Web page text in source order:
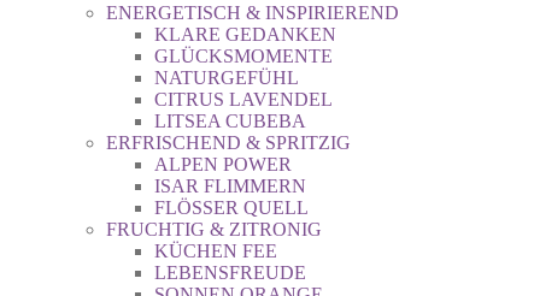
ENERGETISCH & INSPIRIEREND
KLARE GEDANKEN
GLÜCKSMOMENTE
NATURGEFÜHL
CITRUS LAVENDEL
LITSEA CUBEBA
ERFRISCHEND & SPRITZIG
ALPEN POWER
ISAR FLIMMERN
FLÖSSER QUELL
FRUCHTIG & ZITRONIG
KÜCHEN FEE
LEBENSFREUDE